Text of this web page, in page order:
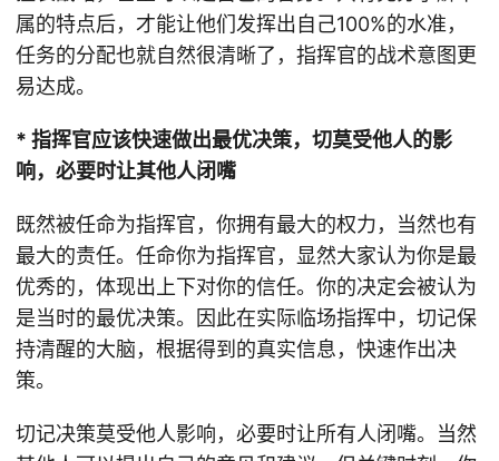
属的特点后，才能让他们发挥出自己100%的水准，
任务的分配也就自然很清晰了，指挥官的战术意图更
易达成。
* 指挥官应该快速做出最优决策，切莫受他人的影
响，必要时让其他人闭嘴
既然被任命为指挥官，你拥有最大的权力，当然也有
最大的责任。任命你为指挥官，显然大家认为你是最
优秀的，体现出上下对你的信任。你的决定会被认为
是当时的最优决策。因此在实际临场指挥中，切记保
持清醒的大脑，根据得到的真实信息，快速作出决
策。
切记决策莫受他人影响，必要时让所有人闭嘴。当然